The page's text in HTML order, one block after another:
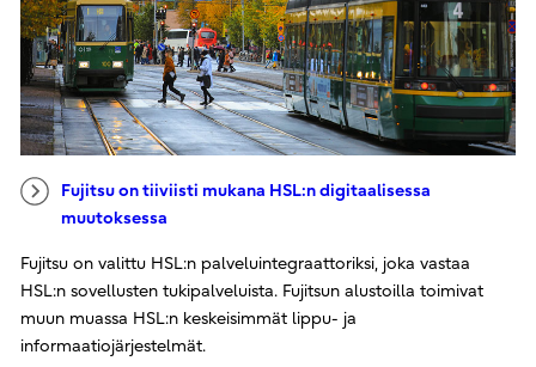
Fujitsu on tiiviisti mukana HSL:n digitaalisessa
muutoksessa
Fujitsu on valittu HSL:n palveluintegraattoriksi, joka vastaa
HSL:n sovellusten tukipalveluista. Fujitsun alustoilla toimivat
muun muassa HSL:n keskeisimmät lippu- ja
informaatiojärjestelmät.